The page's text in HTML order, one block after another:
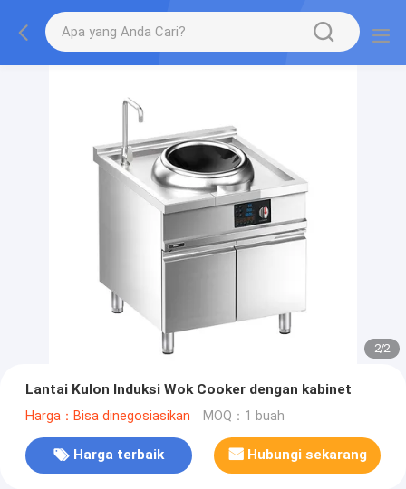
2/2
Lantai Kulon Induksi Wok Cooker dengan kabinet
Harga：Bisa dinegosiasikan MOQ：1 buah
Harga terbaik Hubungi sekarang